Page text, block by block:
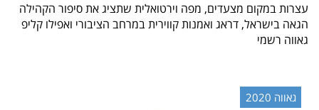
עצרות במקום מצעדים, מפה וירטואלית שתציג את סיפור הקהילה
הגאה בישראל, דראג ואמנות קווירית במרחב הציבורי ואפילו קליפ
גאווה רשמי
גאווה 2020